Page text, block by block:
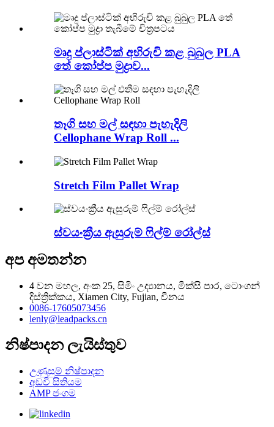
මෘදු ප්ලාස්ටික් අභිරුචි කළ බුබුල PLA
තේ කෝප්ප මුද්‍රාව...
තෑගි සහ මල් සඳහා පැහැදිලි
Cellophane Wrap Roll ...
Stretch Film Pallet Wrap
ස්වයංක්‍රීය ඇසුරුම් ෆිල්ම් රෝල්ස්
අප අමතන්න
4 වන මහල, අංක 25, සිමිං උද්‍යානය, මීක්සි පාර, ටොංගන්
දිස්ත්‍රික්කය, Xiamen City, Fujian, චීනය
0086-17605073456
lenly@leadpacks.cn
නිෂ්පාදන ලැයිස්තුව
උණුසුම් නිෂ්පාදන
අඩවි සිතියම
AMP ජංගම